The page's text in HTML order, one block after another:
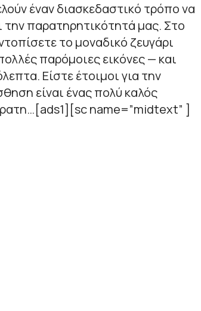
έναν διασκεδαστικό τρόπο να
παρατηρητικότητά μας. Στο
το μοναδικό ζευγάρι
παρόμοιες εικόνες — και
Είστε έτοιμοι για την
είναι ένας πολύ καλός
name=”midtext” ]